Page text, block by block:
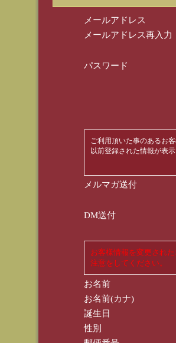
メールアドレス
メールアドレス再入力
パスワード
ご利用頂いた事のあるお
以前登録された情報が表示
メルマガ送付
DM送付
お客様情報を変更され
注意をしてください。
お名前
お名前(カナ)
誕生日
性別